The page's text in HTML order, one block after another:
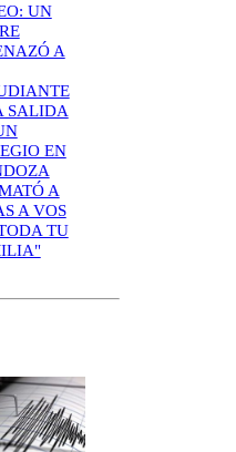
UN
A
SALIDA
EN
A
A VOS
TU